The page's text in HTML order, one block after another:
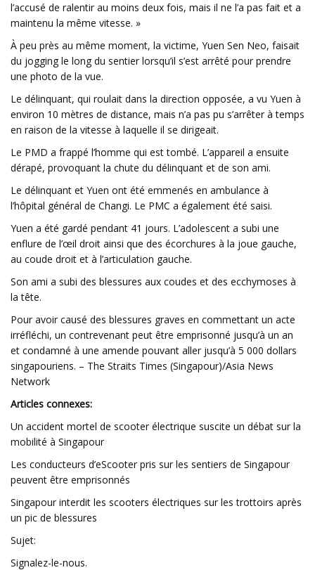
l’accusé de ralentir au moins deux fois, mais il ne l’a pas fait et a
maintenu la même vitesse. »
À peu près au même moment, la victime, Yuen Sen Neo, faisait
du jogging le long du sentier lorsqu’il s’est arrêté pour prendre
une photo de la vue.
Le délinquant, qui roulait dans la direction opposée, a vu Yuen à
environ 10 mètres de distance, mais n’a pas pu s’arrêter à temps
en raison de la vitesse à laquelle il se dirigeait.
Le PMD a frappé l’homme qui est tombé. L’appareil a ensuite
dérapé, provoquant la chute du délinquant et de son ami.
Le délinquant et Yuen ont été emmenés en ambulance à
l’hôpital général de Changi. Le PMC a également été saisi.
Yuen a été gardé pendant 41 jours. L’adolescent a subi une
enflure de l’œil droit ainsi que des écorchures à la joue gauche,
au coude droit et à l’articulation gauche.
Son ami a subi des blessures aux coudes et des ecchymoses à
la tête.
Pour avoir causé des blessures graves en commettant un acte
irréfléchi, un contrevenant peut être emprisonné jusqu’à un an
et condamné à une amende pouvant aller jusqu’à 5 000 dollars
singapouriens. – The Straits Times (Singapour)/Asia News
Network
Articles connexes:
Un accident mortel de scooter électrique suscite un débat sur la
mobilité à Singapour
Les conducteurs d’eScooter pris sur les sentiers de Singapour
peuvent être emprisonnés
Singapour interdit les scooters électriques sur les trottoirs après
un pic de blessures
Sujet:
Signalez-le-nous.